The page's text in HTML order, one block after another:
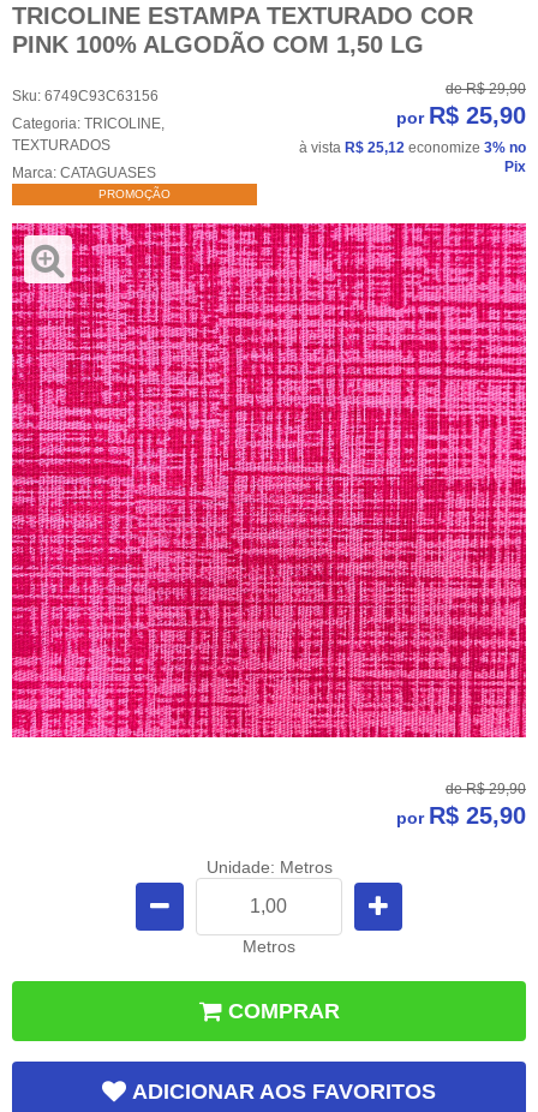
TRICOLINE ESTAMPA TEXTURADO COR
PINK 100% ALGODÃO COM 1,50 LG
Sku: 6749C93C63156
Categoria: TRICOLINE,
TEXTURADOS
Marca: CATAGUASES
PROMOÇÃO
de R$ 29,90
por R$ 25,90
à vista R$ 25,12 economize 3% no
Pix
de R$ 29,90
por R$ 25,90
Unidade: Metros
Metros
COMPRAR
ADICIONAR AOS FAVORITOS